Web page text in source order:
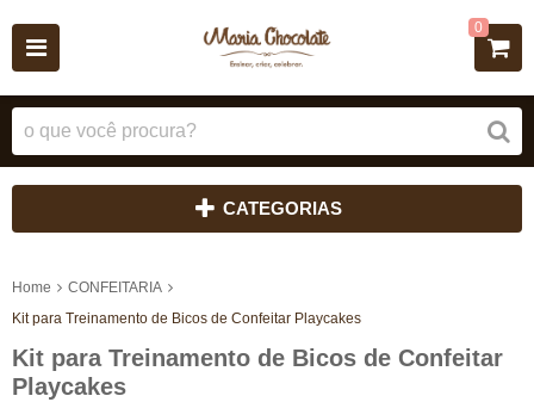
0
CATEGORIAS
Home
CONFEITARIA
Kit para Treinamento de Bicos de Confeitar Playcakes
Kit para Treinamento de Bicos de Confeitar
Playcakes